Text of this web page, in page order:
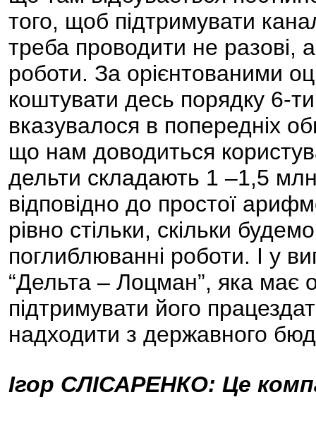
того, щоб підтримувати
треба проводити не разові,
роботи. За орієнтованими
коштувати десь порядку 6-
вказувалося в попередніх
що нам доводиться
дельти складають 1 –1,5
відповідно до простої
рівно стільки, скільки
поглиблюванні роботи. І у
“Дельта – Лоцман”, яка має
підтримувати його
надходити з державного
Ігор СЛІСАРЕНКО: Це